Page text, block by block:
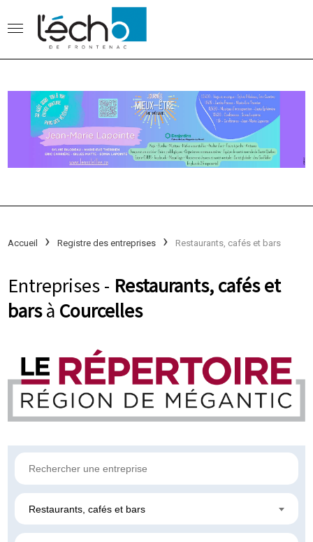
Accueil Registre des entreprises Restaurants, cafés et bars
Entreprises - Restaurants, cafés et
barsà Courcelles
Restaurants, cafés et bars